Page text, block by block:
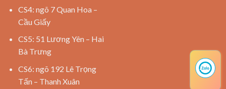
CS4: ngõ 7 Quan Hoa –
Cầu Giấy
CS5: 51 Lương Yên – Hai
Bà Trưng
CS6: ngõ 192 Lê Trọng
Tấn – Thanh Xuân